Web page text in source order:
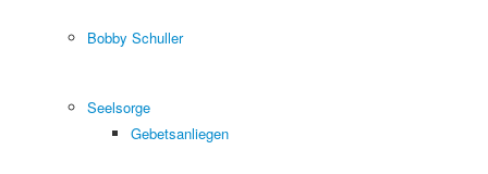
Bobby Schuller
Seelsorge
Gebetsanliegen